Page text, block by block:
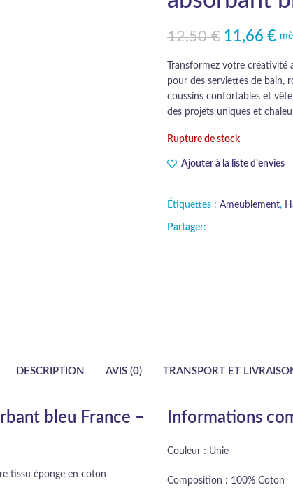
12,50€
Le prix initial était : 12,50 €.
11,66 €
Le prix actuel est : 11,66 €.
Transformez votre
pour des serviettes de bain,
coussins confortables et
des projets uniques et
Rupture de stock
Ajouter à la liste d'envies
Étiquettes : Ameublement,
Partager:
DESCRIPTION AVIS (0) TRANSPORT ET
bleu France –
tissu éponge en coton
Informations
Couleur : Unie
Composition : 100% Coton